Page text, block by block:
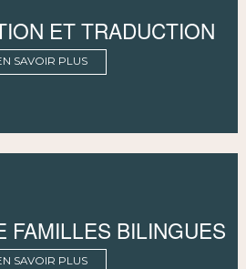
ET TRADUCTION
SAVOIR PLUS
FAMILLES BILINGUES
SAVOIR PLUS